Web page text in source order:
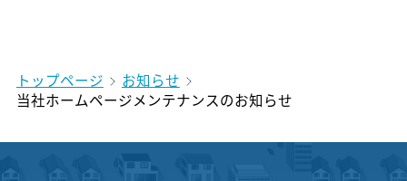
トップページ
お知らせ
当社ホームページメンテナンスのお知らせ